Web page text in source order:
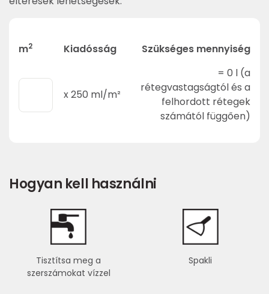
m2 Kiadósság Szükséges mennyiség
x250 ml/m²
= 0 l (a
rétegvastagságtól és a
felhordott rétegek
számától függően)
Hogyan kell használni
Tisztítsa meg a
szerszámokat vízzel
Spakli